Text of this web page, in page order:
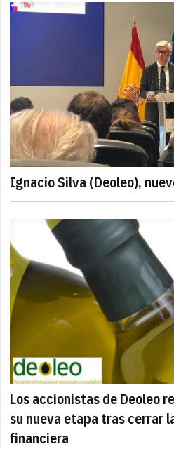
Ignacio Silva (Deoleo),
Los accionistas de Deoleo
su nueva etapa tras cerrar
financiera